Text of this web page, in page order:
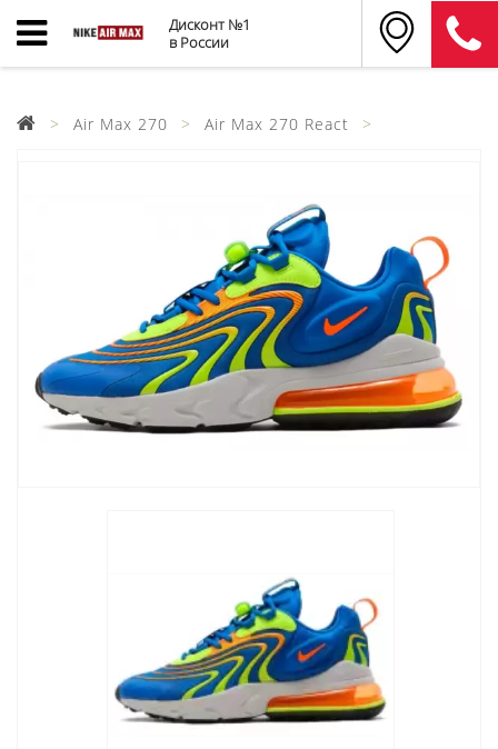
Дисконт №1
в России
Air Max 270 Air Max 270 React